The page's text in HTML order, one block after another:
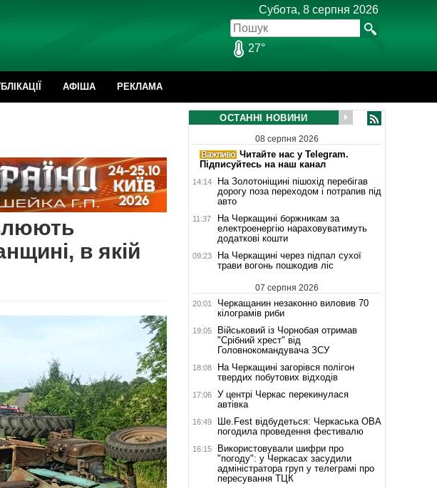
Субота, 8 серпня 2026
27°
АФІША РЕКЛАМА
в якій
ОСТАННІ НОВИНИ
08 серпня 2026
Читайте нас у Telegram.
Підписуйтесь на наш канал
14:14
На Золотоніщині пішохід перебігав
дорогу поза переходом і потрапив під
авто
11:37
На Черкащині боржникам за
електроенергію нараховуватимуть
додаткові кошти
09:23
На Черкащині через підпал сухої
трави вогонь пошкодив ліс
07 серпня 2026
20:01
Черкащанин незаконно виловив 70
кілограмів риби
19:05
Військовий із Чорнобая отримав
"Срібний хрест" від
Головнокомандувача ЗСУ
18:08
На Черкащині загорівся полігон
твердих побутових відходів
17:06
У центрі Черкас перекинулася
автівка
16:49
Ше.Fest відбудеться: Черкаська ОВА
погодила проведення фестивалю
16:15
Використовували шифри про
"погоду": у Черкасах засудили
адміністратора груп у телеграмі про
пересування ТЦК